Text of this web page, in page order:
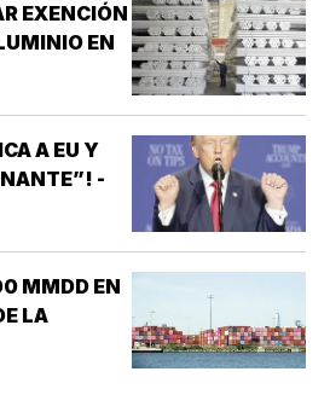
EXENCIÓN
EN
A EU Y
-
MMDD EN
LA